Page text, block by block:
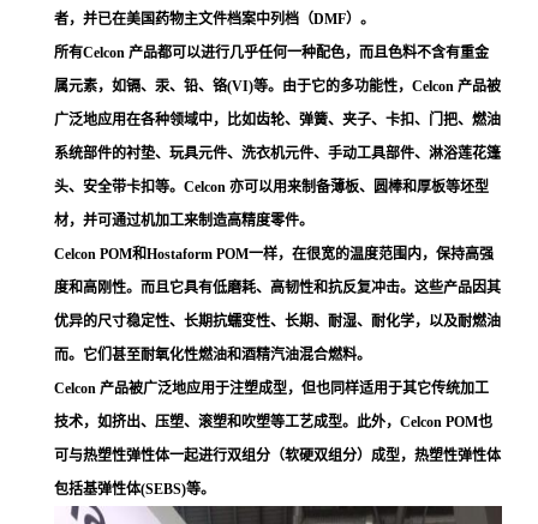
者，并已在美国药物主文件档案中列档（DMF）。
所有Celcon 产品都可以进行几乎任何一种配色，而且色料不含有重金
属元素，如镉、汞、铅、铬(VI)等。由于它的多功能性，Celcon 产品被
广泛地应用在各种领域中，比如齿轮、弹簧、夹子、卡扣、门把、燃油
系统部件的衬垫、玩具元件、洗衣机元件、手动工具部件、淋浴莲花篷
头、安全带卡扣等。Celcon 亦可以用来制备薄板、圆棒和厚板等坯型
材，并可通过机加工来制造高精度零件。
Celcon POM和Hostaform POM一样，在很宽的温度范围内，保持高强
度和高刚性。而且它具有低磨耗、高韧性和抗反复冲击。这些产品因其
优异的尺寸稳定性、长期抗蠕变性、长期、耐湿、耐化学，以及耐燃油
而。它们甚至耐氧化性燃油和酒精汽油混合燃料。
Celcon 产品被广泛地应用于注塑成型，但也同样适用于其它传统加工
技术，如挤出、压塑、滚塑和吹塑等工艺成型。此外，Celcon POM也
可与热塑性弹性体一起进行双组分（软硬双组分）成型，热塑性弹性体
包括基弹性体(SEBS)等。